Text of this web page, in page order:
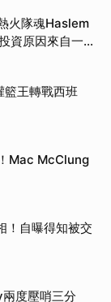
火隊魂Haslem
資原因來自一句
王轉戰西班
Mac McClung
！自曝得知被交
度壓哨三分